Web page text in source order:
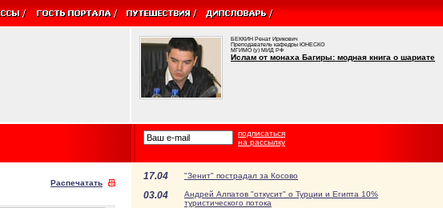
БЕККИН Ренат Ирикович
Преподаватель кафедры ЮНЕСКО
МГИМО (у) МИД РФ
Ислам от монаха Багиры: модная книга о шариате
подписаться
на рассылку
Распечатать
17.04 "Зенит" пострадал за Косово
03.04
Андрей Алпатов "откусит" о Турции и Египта 10%
туристического потока